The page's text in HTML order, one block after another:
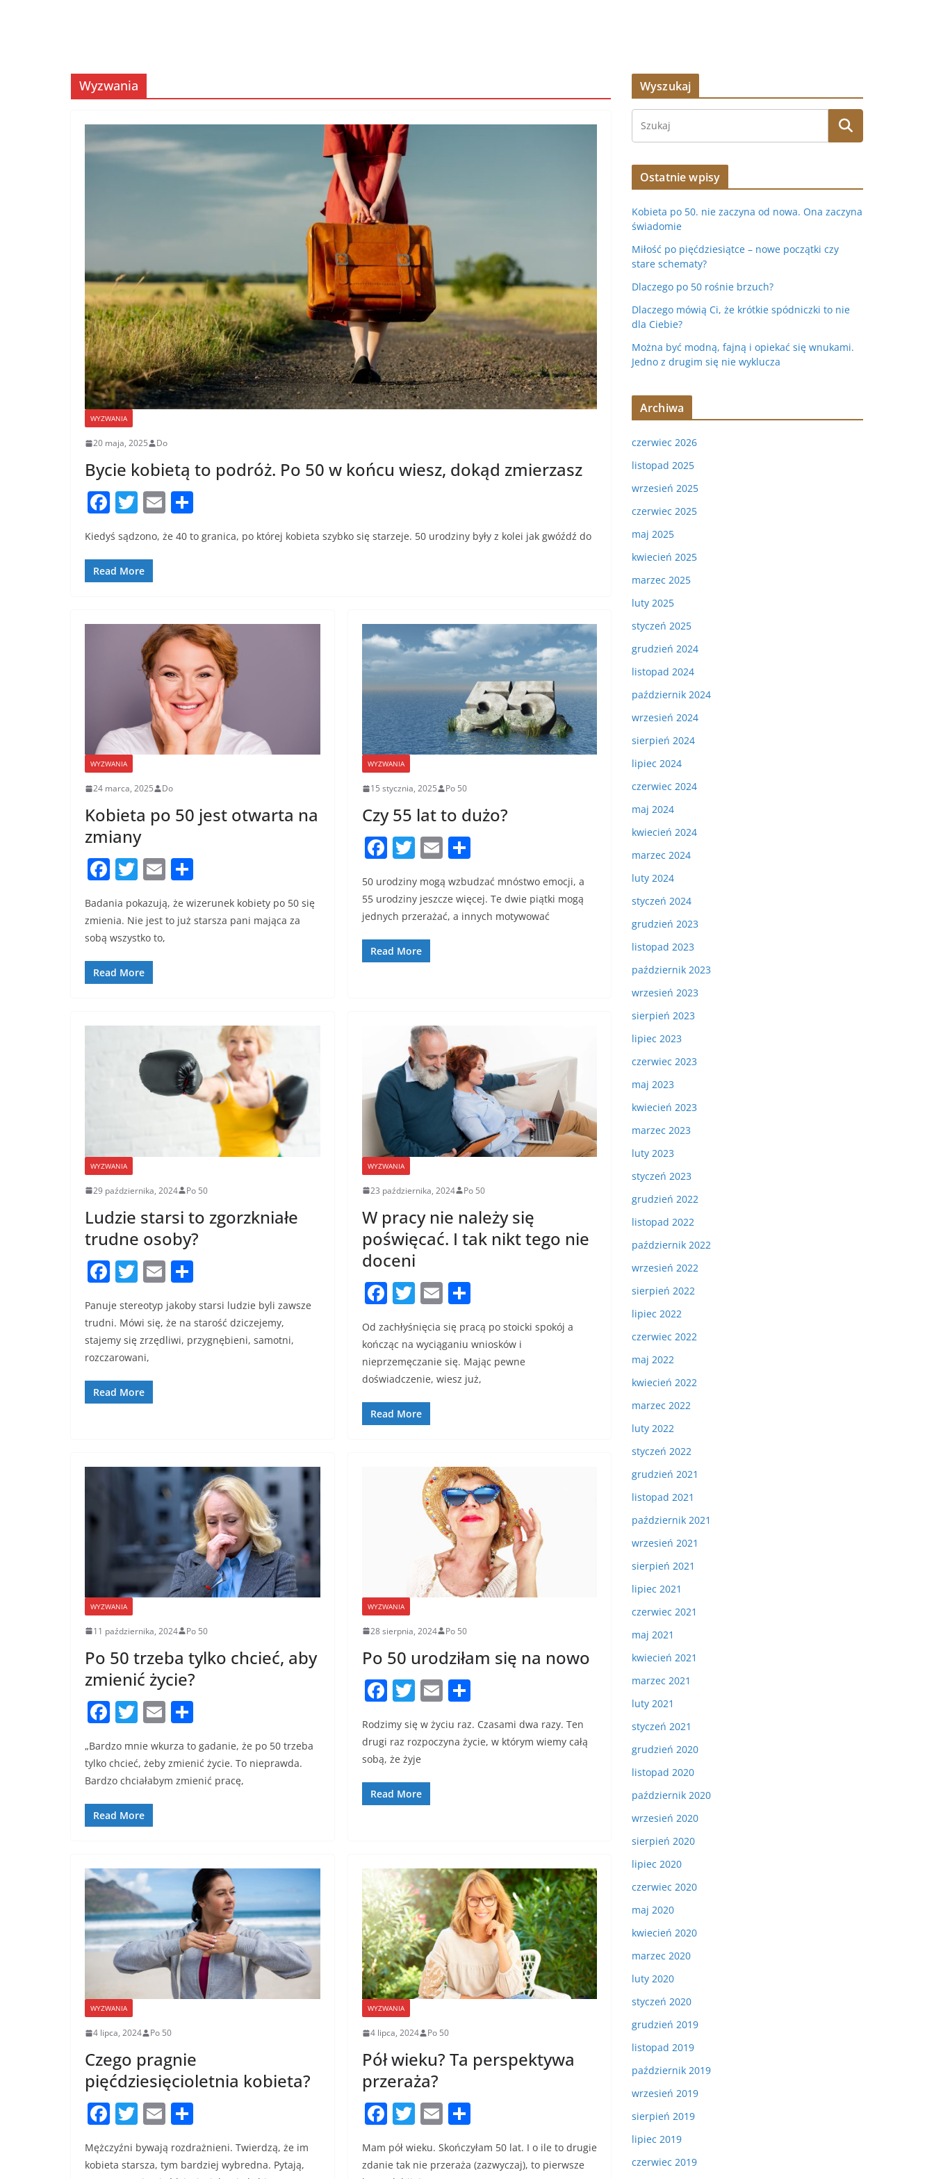
Wyzwania
WYZWANIA
20 maja, 2025 Do
Bycie kobietą to podróż. Po 50 w końcu wiesz, dokąd zmierzasz
F
a
c
e
b
T
itt
er
E
ai ar
Kiedyś sądzono, że 40 to granica, po której kobieta szybko się starzeje. 50 urodziny były z kolei jak gwóźdź do
Read More
WYZWANIA
24 marca, 2025 Do
Kobieta po 50 jest otwarta na
zmiany
F
a
c
e
b
o
k
T
w
itt
er
E
m
ai
h
ar
Badania pokazują, że wizerunek kobiety po 50 się
zmienia. Nie jest to już starsza pani mająca za
sobą wszystko to,
Read More
WYZWANIA
15 stycznia, 2025 Po 50
Czy 55 lat to dużo?
F
a
c
e
b
o
T
itt
er
E
m
ai
l
S
h
ar
e
50 urodziny mogą wzbudzać mnóstwo emocji, a
55 urodziny jeszcze więcej. Te dwie piątki mogą
jednych przerażać, a innych motywować
Read More
WYZWANIA
29 października, 2024 Po 50
Ludzie starsi to zgorzkniałe
trudne osoby?
F
c
e
b
o
o
T
itt
er
E
m
ai
l
ar
e
Panuje stereotyp jakoby starsi ludzie byli zawsze
trudni. Mówi się, że na starość dziczejemy,
stajemy się zrzędliwi, przygnębieni, samotni,
rozczarowani,
Read More
WYZWANIA
23 października, 2024 Po 50
W pracy nie należy się
poświęcać. I tak nikt tego nie
doceni
F
a
c
e
b
o
o
T
w
itt
er
E
m
ai
l
S
ar
e
Od zachłyśnięcia się pracą po stoicki spokój a
kończąc na wyciąganiu wniosków i
nieprzemęczanie się. Mając pewne
doświadczenie, wiesz już,
Read More
WYZWANIA
11 października, 2024 Po 50
Po 50 trzeba tylko chcieć, aby
zmienić życie?
F
a
c
e
b
o
k
T
w
itt
er
E
ai
l
ar
e
„Bardzo mnie wkurza to gadanie, że po 50 trzeba
tylko chcieć, żeby zmienić życie. To nieprawda.
Bardzo chciałabym zmienić pracę,
Read More
WYZWANIA
28 sierpnia, 2024 Po 50
Po 50 urodziłam się na nowo
F
c
e
b
o
T
itt
er
E
m
ai
l
S
ar
e
Rodzimy się w życiu raz. Czasami dwa razy. Ten
drugi raz rozpoczyna życie, w którym wiemy całą
sobą, że żyje
Read More
WYZWANIA
4 lipca, 2024 Po 50
Czego pragnie
pięćdziesięcioletnia kobieta?
F
a
c
T
itt
E
ai
h
ar
Mężczyźni bywają rozdrażnieni. Twierdzą, że im
kobieta starsza, tym bardziej wybredna. Pytają,
WYZWANIA
4 lipca, 2024 Po 50
Pół wieku? Ta perspektywa
przeraża?
F
a
c
T
w
itt
E
m
ai
S
h
ar
Mam pół wieku. Skończyłam 50 lat. I o ile to drugie
zdanie tak nie przeraża (zazwyczaj), to pierwsze
Wyszukaj
Ostatnie wpisy
Kobieta po 50. nie zaczyna od nowa. Ona zaczyna
świadomie
Miłość po pięćdziesiątce – nowe początki czy
stare schematy?
Dlaczego po 50 rośnie brzuch?
Dlaczego mówią Ci, że krótkie spódniczki to nie
dla Ciebie?
Można być modną, fajną i opiekać się wnukami.
Jedno z drugim się nie wyklucza
Archiwa
czerwiec 2026
listopad 2025
wrzesień 2025
czerwiec 2025
maj 2025
kwiecień 2025
marzec 2025
luty 2025
styczeń 2025
grudzień 2024
listopad 2024
październik 2024
wrzesień 2024
sierpień 2024
lipiec 2024
czerwiec 2024
maj 2024
kwiecień 2024
marzec 2024
luty 2024
styczeń 2024
grudzień 2023
listopad 2023
październik 2023
wrzesień 2023
sierpień 2023
lipiec 2023
czerwiec 2023
maj 2023
kwiecień 2023
marzec 2023
luty 2023
styczeń 2023
grudzień 2022
listopad 2022
październik 2022
wrzesień 2022
sierpień 2022
lipiec 2022
czerwiec 2022
maj 2022
kwiecień 2022
marzec 2022
luty 2022
styczeń 2022
grudzień 2021
listopad 2021
październik 2021
wrzesień 2021
sierpień 2021
lipiec 2021
czerwiec 2021
maj 2021
kwiecień 2021
marzec 2021
luty 2021
styczeń 2021
grudzień 2020
listopad 2020
październik 2020
wrzesień 2020
sierpień 2020
lipiec 2020
czerwiec 2020
maj 2020
kwiecień 2020
marzec 2020
luty 2020
styczeń 2020
grudzień 2019
listopad 2019
październik 2019
wrzesień 2019
sierpień 2019
lipiec 2019
czerwiec 2019